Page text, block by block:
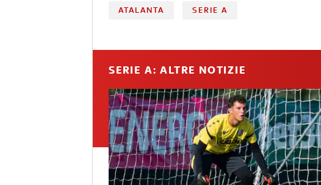
ATALANTA SERIE A
SERIE A: ALTRE NOTIZIE